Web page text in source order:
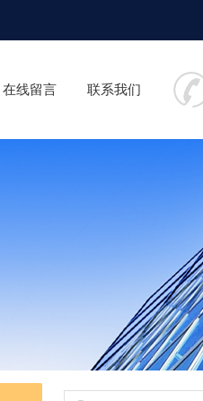
在线留言 联系我们